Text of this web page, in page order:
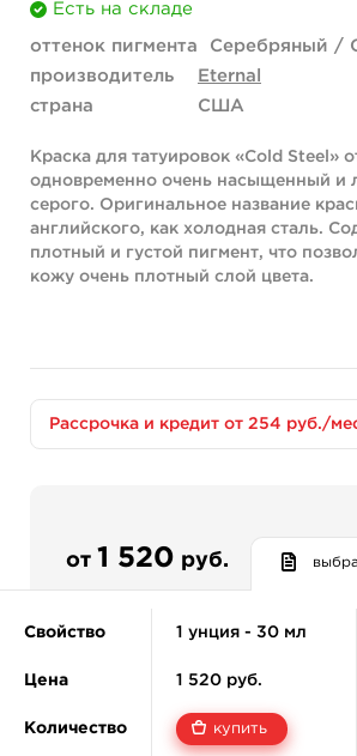
Есть на складе
оттенок пигмента
Серебряный /
производитель
Eternal
страна
США
Краска для татуировок «Cold Steel»
одновременно очень насыщенный и
серого. Оригинальное название
английского, как холодная сталь.
плотный и густой пигмент, что
кожу очень плотный слой цвета.
Red C.I. 77491
исключительно проверенные
пигменты, благодаря
насыщенный и стойкий цвет;
деионизированная вода –
убраны все примеси солей;
которое добывается из
Рассрочка и кредит от 254 руб./
от 1 520 руб.
Свойство
Цена
Количество
1 унция - 30 мл
1 520 руб.
купить